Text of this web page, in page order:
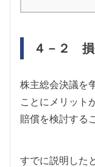
４－２ 損
株主総会決議を
ことにメリット
賠償を検討する
すでに説明した